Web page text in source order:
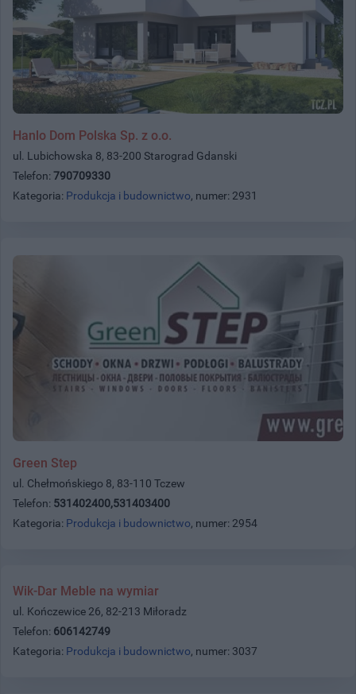
Hanlo Dom Polska Sp. z o.o.
ul. Lubichowska 8, 83-200 Starograd Gdanski
Telefon: 790709330
Kategoria: Produkcja i budownictwo, numer: 2931
Green Step
ul. Chełmońskiego 8, 83-110 Tczew
Telefon: 531402400,531403400
Kategoria: Produkcja i budownictwo, numer: 2954
Wik-Dar Meble na wymiar
ul. Kończewice 26, 82-213 Miłoradz
Telefon: 606142749
Kategoria: Produkcja i budownictwo, numer: 3037